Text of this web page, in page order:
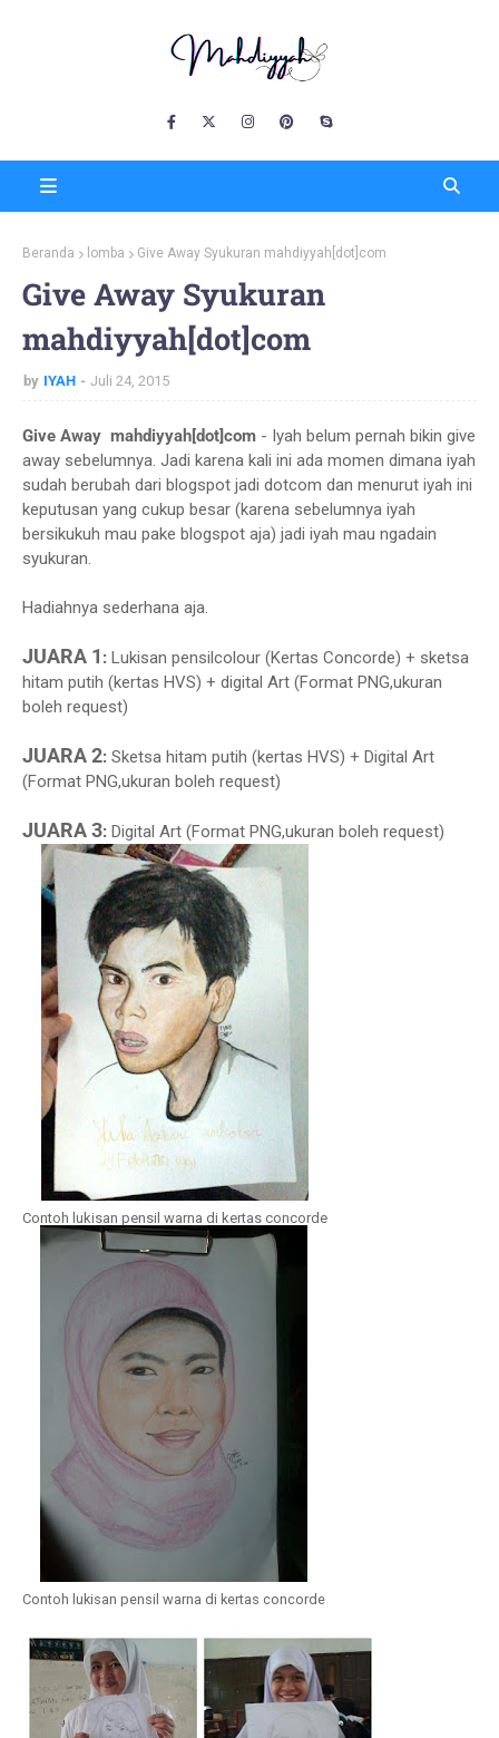
Beranda lomba Give Away Syukuran mahdiyyah[dot]com
Give Away Syukuran
mahdiyyah[dot]com
by IYAH Juli 24, 2015
Give Away mahdiyyah[dot]com - Iyah belum pernah bikin give
away sebelumnya. Jadi karena kali ini ada momen dimana iyah
sudah berubah dari blogspot jadi dotcom dan menurut iyah ini
keputusan yang cukup besar (karena sebelumnya iyah
bersikukuh mau pake blogspot aja) jadi iyah mau ngadain
syukuran.
Hadiahnya sederhana aja.
JUARA 1 : Lukisan pensilcolour (Kertas Concorde) + sketsa
hitam putih (kertas HVS) + digital Art (Format PNG,ukuran
boleh request)
JUARA 2: Sketsa hitam putih (kertas HVS) + Digital Art
(Format PNG,ukuran boleh request)
JUARA 3: Digital Art (Format PNG,ukuran boleh request)
Contoh lukisan pensil warna di kertas concorde
Contoh lukisan pensil warna di kertas concorde